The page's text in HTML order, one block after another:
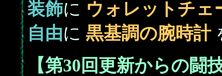
装飾に ウォレットチェ
自由に 黒基調の腕時計
【第30回更新からの闘